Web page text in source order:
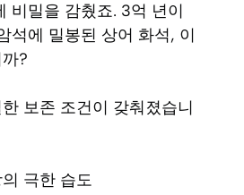
비밀을 감췄죠. 3억 년이
석에 밀봉된 상어 화석, 이
?
보존 조건이 갖춰졌습니
극한 습도